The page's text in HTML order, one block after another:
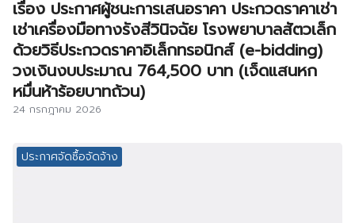
เรื่อง ประกาศผู้ชนะการเสนอราคา ประกวดราคาเช่า
เช่าเครื่องมือทางรังสีวินิจฉัย โรงพยาบาลสัตวเล็ก
ด้วยวิธีประกวดราคาอิเล็กทรอนิกส์ (e-bidding)
วงเงินงบประมาณ 764,500 บาท (เจ็ดแสนหก
หมื่นห้าร้อยบาทถ้วน)
24 กรกฎาคม 2026
ประกาศจัดซื้อจัดจ้าง